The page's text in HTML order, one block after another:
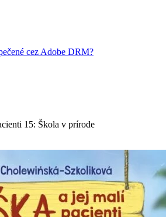
cez Adobe DRM?
15: Škola v prírode